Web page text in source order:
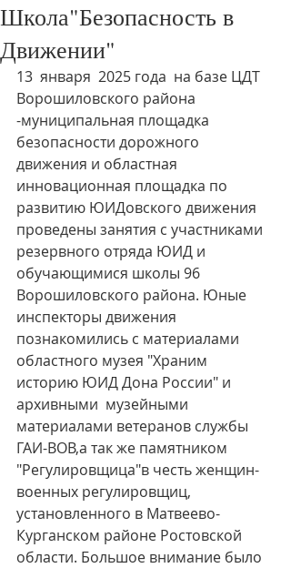
Школа"Безопасность в
Движении"
13  января  2025 года  на базе ЦДТ
Ворошиловского района
-муниципальная площадка
безопасности дорожного
движения и областная
инновационная площадка по
развитию ЮИДовского движения
проведены занятия с участниками
резервного отряда ЮИД и
обучающимися школы 96
Ворошиловского района. Юные
инспекторы движения
познакомились с материалами
областного музея "Храним
историю ЮИД Дона России" и
архивными  музейными
материалами ветеранов службы
ГАИ-ВОВ,а так же памятником
"Регулировщица"в честь женщин-
военных регулировщиц,
установленного в Матвеево-
Курганском районе Ростовской
области. Большое внимание было